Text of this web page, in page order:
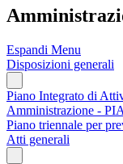
Espandi Menu
Disposizioni generali
Piano Integrato di
Amministrazione -
Piano triennale per
Atti generali